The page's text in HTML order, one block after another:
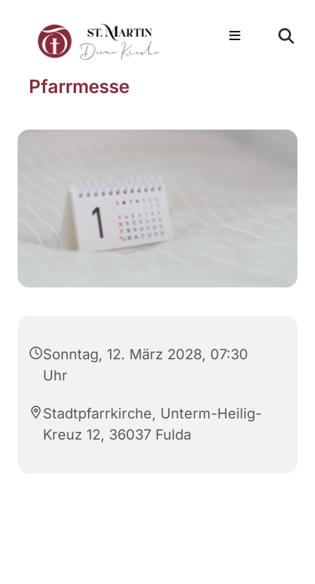
Pfarrmesse
Sonntag, 12. März 2028, 07:30
Uhr
Stadtpfarrkirche, Unterm-Heilig-
Kreuz 12, 36037 Fulda